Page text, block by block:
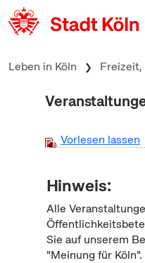
zum Inhalt springen
Leben in Köln Freizeit,
Vorlesen lassen
Hinweis:
Alle
Sie auf unserem
"Meinung für Köln".